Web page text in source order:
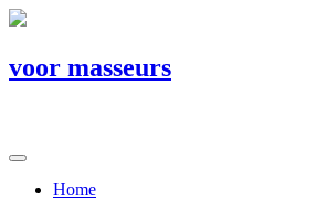
voor masseurs
Home